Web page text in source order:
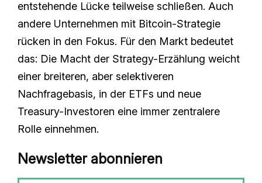
entstehende Lücke teilweise schließen. Auch
andere Unternehmen mit Bitcoin-Strategie
rücken in den Fokus. Für den Markt bedeutet
das: Die Macht der Strategy-Erzählung weicht
einer breiteren, aber selektiveren
Nachfragebasis, in der ETFs und neue
Treasury-Investoren eine immer zentralere
Rolle einnehmen.
Newsletter abonnieren